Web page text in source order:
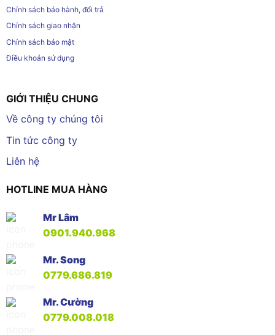
Chính sách bảo hành, đổi trả
Chính sách giao nhận
Chính sách bảo mật
Điều khoản sử dụng
GIỚI THIỆU CHUNG
Về công ty chúng tôi
Tin tức công ty
Liên hệ
HOTLINE MUA HÀNG
Mr Lâm
0901.940.968
Mr. Song
0779.686.819
Mr. Cường
0779.008.018